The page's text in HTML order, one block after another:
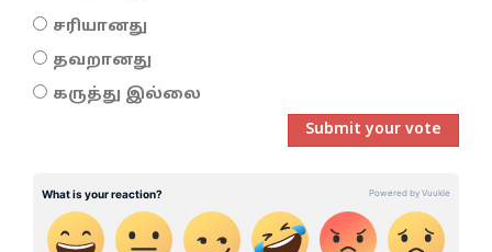
சரியானது
தவறானது
கருத்து இல்லை
Submit your vote